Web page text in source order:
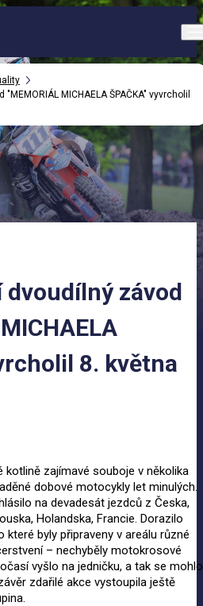
MICHAELA ŠPAČKA" vyvrcholil
závod
8. května
kotlině zajímavé souboje v několika
dobové motocykly let minulých.
na devadesát jezdců z Česka,
Holandska, Francie. Dorazilo
které byly připraveny v areálu různé
– nechyběly motokrosové
vyšlo na jedničku, a tak se mohlo
zdařilé akce vystoupila ještě